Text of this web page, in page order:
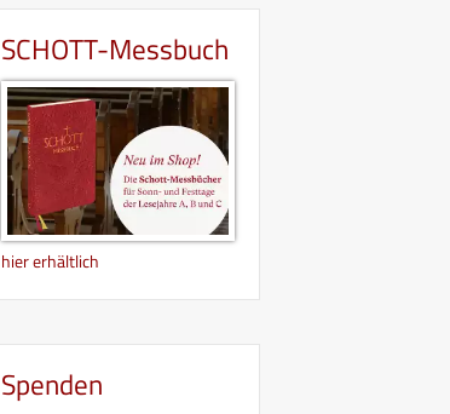
SCHOTT-Messbuch
hier erhältlich
Spenden